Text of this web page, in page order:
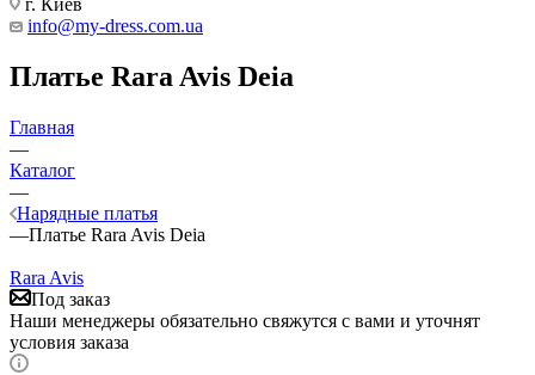
г. Киев
info@my-dress.com.ua
Платье Rara Avis Deia
Главная
—
Каталог
—
Нарядные платья
—Платье Rara Avis Deia
Rara Avis
Под заказ
Наши менеджеры обязательно свяжутся с вами и уточнят
условия заказа